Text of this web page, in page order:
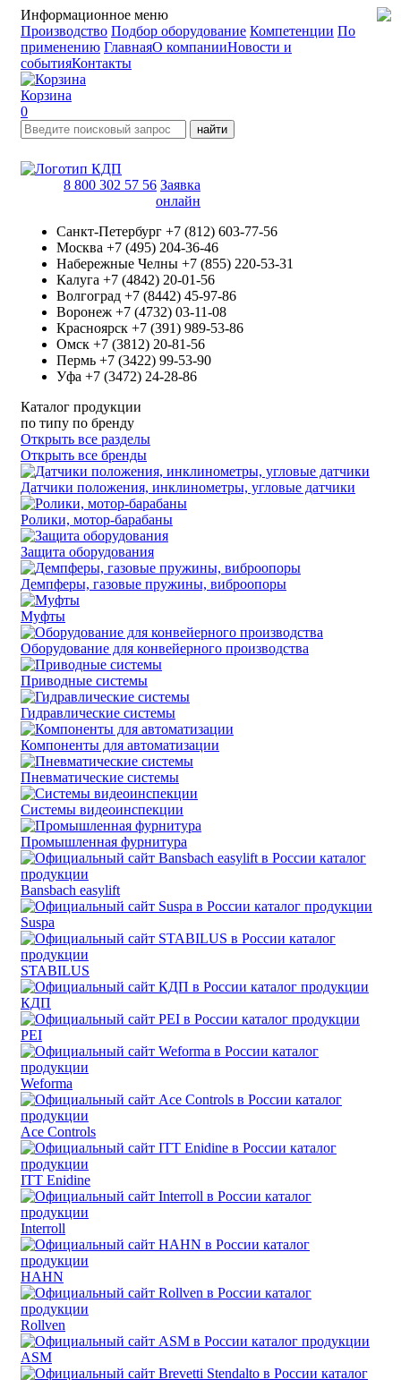
Информационное меню
Производство Подбор оборудование Компетенции По
применению ГлавнаяО компанииНовости и
событияКонтакты
Корзина
0
найти
8 800 302 57 56 Заявка
онлайн
Санкт-Петербург +7 (812) 603-77-56
Москва +7 (495) 204-36-46
Набережные Челны +7 (855) 220-53-31
Калуга +7 (4842) 20-01-56
Волгоград +7 (8442) 45-97-86
Воронеж +7 (4732) 03-11-08
Красноярск +7 (391) 989-53-86
Омск +7 (3812) 20-81-56
Пермь +7 (3422) 99-53-90
Уфа +7 (3472) 24-28-86
Каталог продукции
по типу по бренду
Открыть все разделы
Открыть все бренды
Датчики положения, инклинометры, угловые датчики
Ролики, мотор-барабаны
Защита оборудования
Демпферы, газовые пружины, виброопоры
Муфты
Оборудование для конвейерного производства
Приводные системы
Гидравлические системы
Компоненты для автоматизации
Пневматические системы
Системы видеоинспекции
Промышленная фурнитура
Bansbach easylift
Suspa
STABILUS
КДП
PEI
Weforma
Ace Controls
ITT Enidine
Interroll
HAHN
Rollven
ASM